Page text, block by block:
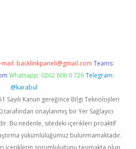
mail: backlinkpaneli@gmail.com Teams:
Whatsapp: 0262 606 0 726 Telegram:
@karabul
Sayılı Kanun gereğince Bilgi Teknolojileri
onaylanmış bir Yer Sağlayıcı
Bu nedenle, sitedeki içerikleri proaktif
yükümlülüğümüz bulunmamaktadır.
içeriklerin sorumluluğunu taşımakta olup,